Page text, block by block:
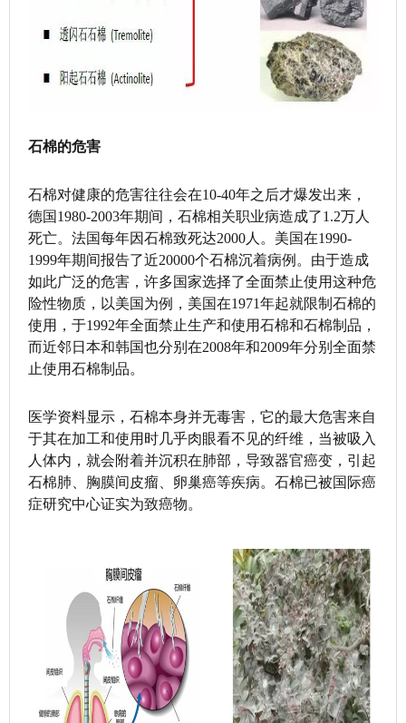
石棉的危害
石棉对健康的危害往往会在10-40年之后才爆发出来，
德国1980-2003年期间，石棉相关职业病造成了1.2万人
死亡。法国每年因石棉致死达2000人。美国在1990-
1999年期间报告了近20000个石棉沉着病例。由于造成
如此广泛的危害，许多国家选择了全面禁止使用这种危
险性物质，以美国为例，美国在1971年起就限制石棉的
使用，于1992年全面禁止生产和使用石棉和石棉制品，
而近邻日本和韩国也分别在2008年和2009年分别全面禁
止使用石棉制品。
医学资料显示，石棉本身并无毒害，它的最大危害来自
于其在加工和使用时几乎肉眼看不见的纤维，当被吸入
人体内，就会附着并沉积在肺部，导致器官癌变，引起
石棉肺、胸膜间皮瘤、卵巢癌等疾病。石棉已被国际癌
症研究中心证实为致癌物。